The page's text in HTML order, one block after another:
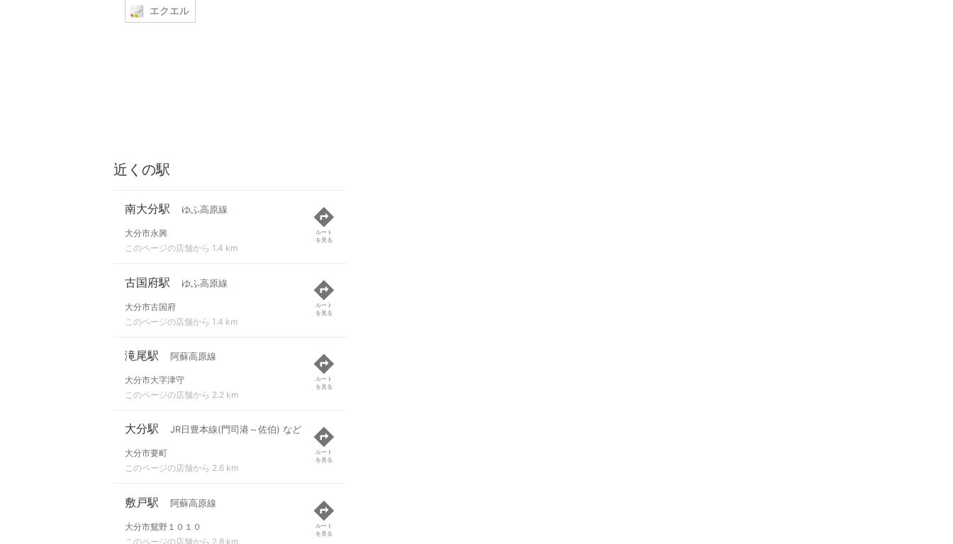
エクエル
近くの駅
南大分駅 ゆふ高原線
大分市永興
このページの店舗から 1.4 km
ルート
を見る
古国府駅 ゆふ高原線
大分市古国府
このページの店舗から 1.4 km
ルート
を見る
滝尾駅 阿蘇高原線
大分市大字津守
このページの店舗から 2.2 km
ルート
を見る
大分駅 JR日豊本線(門司港～佐伯) など
大分市要町
このページの店舗から 2.6 km
ルート
を見る
敷戸駅 阿蘇高原線
大分市鴛野１０１０
このページの店舗から 2.8 km
ルート
を見る